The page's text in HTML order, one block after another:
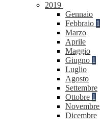
2019
Gennaio
Febbraio 1
Marzo
Aprile
Maggio
Giugno 1
Luglio
Agosto
Settembre
Ottobre 1
Novembre
Dicembre